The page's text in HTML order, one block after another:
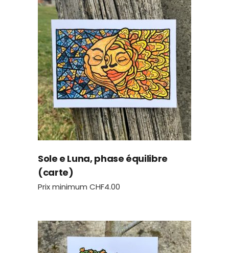
Sole e Luna, phase équilibre
(carte)
Prix minimum CHF4.00